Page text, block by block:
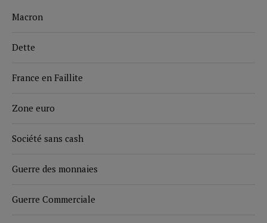
Macron
Dette
France en Faillite
Zone euro
Société sans cash
Guerre des monnaies
Guerre Commerciale